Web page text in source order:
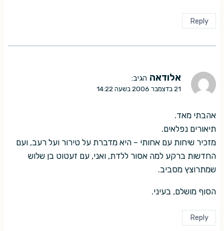
Reply
אלודאה הגיב:
21 בדצמבר 2006 בשעה 14:22
אהבתי מאד.
תיאורים נפלאים.
מזכיר שיחות עם אחותי – היא מדברת על טירור ועל רעב, ועם
החדשות ברקע למה אסור ללדת, ואני, עם זעטוט בן שלוש
שמתרוצץ מסביב.
הסוף מושלם, בעיני.
Reply